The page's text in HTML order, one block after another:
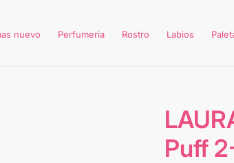
nuevo Perfumeria Rostro Labios
Puff